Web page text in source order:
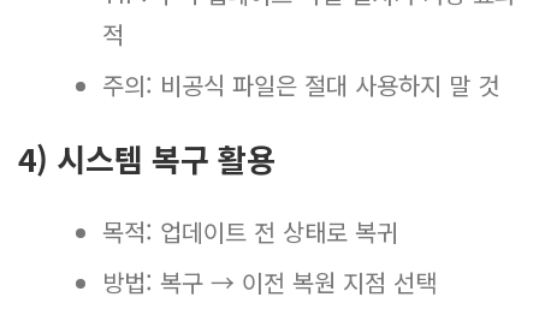
적
주의: 비공식 파일은 절대 사용하지 말 것
4) 시스템 복구 활용
목적: 업데이트 전 상태로 복귀
방법: 복구 → 이전 복원 지점 선택